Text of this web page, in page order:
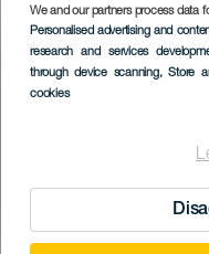
We and our partners process data
Personalised advertising and
research and services
through device scanning, Store
cookies
Imagen
Listado